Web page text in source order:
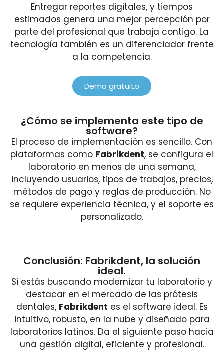
Entregar reportes digitales, y tiempos
estimados genera una mejor percepción por
parte del profesional que trabaja contigo. La
tecnología también es un diferenciador frente
a la competencia.
Demo gratuito
¿Cómo se implementa este tipo de
software?
El proceso de implementación es sencillo. Con
plataformas como Fabrikdent, se configura el
laboratorio en menos de una semana,
incluyendo usuarios, tipos de trabajos, precios,
métodos de pago y reglas de producción. No
se requiere experiencia técnica, y el soporte es
personalizado.
Conclusión: Fabrikdent, la solución
ideal.
Si estás buscando modernizar tu laboratorio y
destacar en el mercado de las prótesis
dentales, Fabrikdent es el software ideal. Es
intuitivo, robusto, en la nube y diseñado para
laboratorios latinos. Da el siguiente paso hacia
una gestión digital, eficiente y profesional.